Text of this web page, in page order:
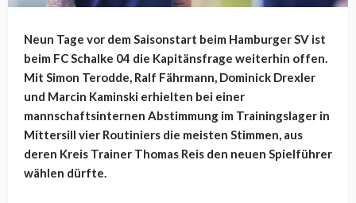
Neun Tage vor dem Saisonstart beim Hamburger SV ist
beim FC Schalke 04 die Kapitänsfrage weiterhin offen.
Mit Simon Terodde, Ralf Fährmann, Dominick Drexler
und Marcin Kaminski erhielten bei einer
mannschaftsinternen Abstimmung im Trainingslager in
Mittersill vier Routiniers die meisten Stimmen, aus
deren Kreis Trainer Thomas Reis den neuen Spielführer
wählen dürfte.